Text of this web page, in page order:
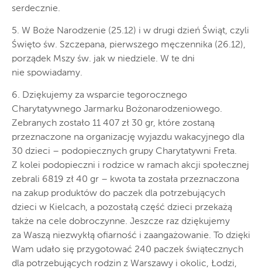
serdecznie.
5. W Boże Narodzenie (25.12) i w drugi dzień Świąt, czyli
Święto św. Szczepana, pierwszego męczennika (26.12),
porządek Mszy św. jak w niedziele. W te dni
nie spowiadamy.
6. Dziękujemy za wsparcie tegorocznego
Charytatywnego Jarmarku Bożonarodzeniowego.
Zebranych zostało 11 407 zł 30 gr, które zostaną
przeznaczone na organizację wyjazdu wakacyjnego dla
30 dzieci – podopiecznych grupy Charytatywni Freta.
Z kolei podopieczni i rodzice w ramach akcji społecznej
zebrali 6819 zł 40 gr – kwota ta została przeznaczona
na zakup produktów do paczek dla potrzebujących
dzieci w Kielcach, a pozostałą część dzieci przekażą
także na cele dobroczynne. Jeszcze raz dziękujemy
za Waszą niezwykłą ofiarność i zaangażowanie. To dzięki
Wam udało się przygotować 240 paczek świątecznych
dla potrzebujących rodzin z Warszawy i okolic, Łodzi,